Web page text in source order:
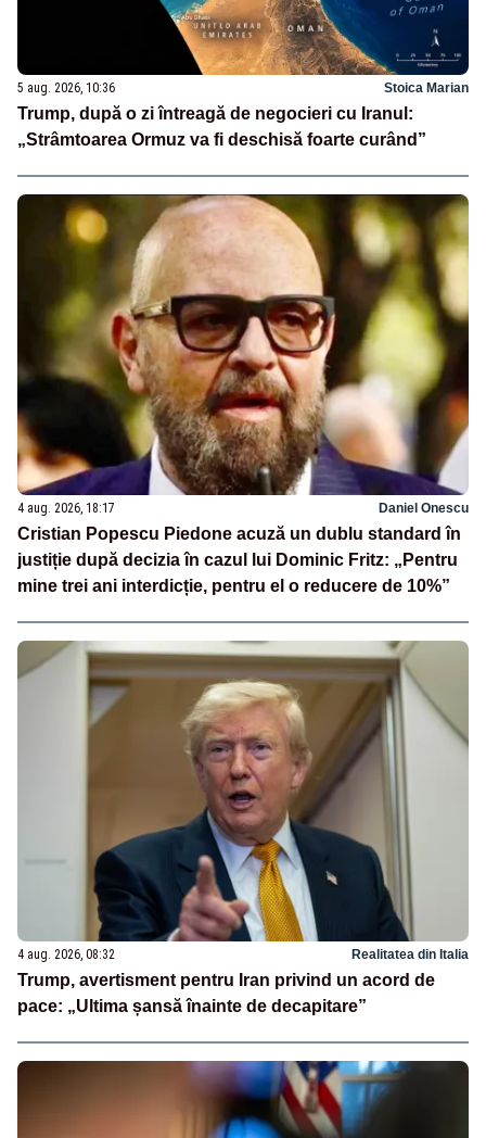
5 aug. 2026, 10:36 Stoica Marian
Trump, după o zi întreagă de negocieri cu Iranul:
„Strâmtoarea Ormuz va fi deschisă foarte curând”
4 aug. 2026, 18:17 Daniel Onescu
Cristian Popescu Piedone acuză un dublu standard în
justiție după decizia în cazul lui Dominic Fritz: „Pentru
mine trei ani interdicție, pentru el o reducere de 10%”
4 aug. 2026, 08:32 Realitatea din Italia
Trump, avertisment pentru Iran privind un acord de
pace: „Ultima șansă înainte de decapitare”